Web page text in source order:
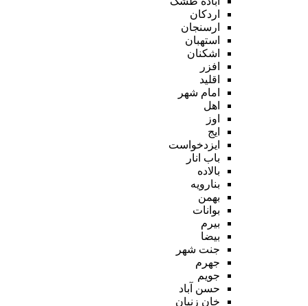
اردکان
ارسنجان
استهبان
اشکنان
افزر
اقلید
امام شهر
اهل
اوز
ایج
ایزدخواست
باب انار
بالاده
بنارویه
بهمن
بوانات
بیرم
بیضا
جنت شهر
جهرم
جویم
حسن آباد
خان زنیان